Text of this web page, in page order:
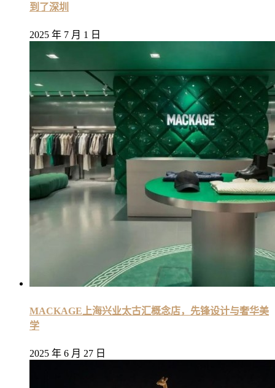
到了深圳
2025 年 7 月 1 日
MACKAGE上海兴业太古汇概念店，先锋设计与奢华美
学
2025 年 6 月 27 日